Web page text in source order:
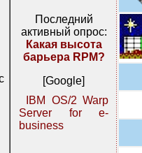
Последний
активный опрос:
Какая высота
барьера RPM?
[Google]
IBM OS/2 Warp
Server for e-
business